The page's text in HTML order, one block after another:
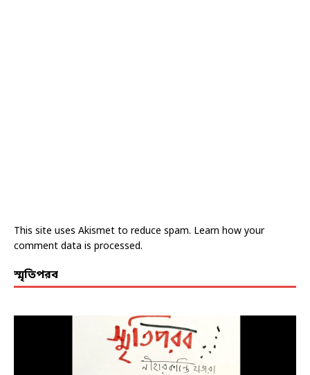
This site uses Akismet to reduce spam. Learn how your
comment data is processed.
স্মৃতিপরব